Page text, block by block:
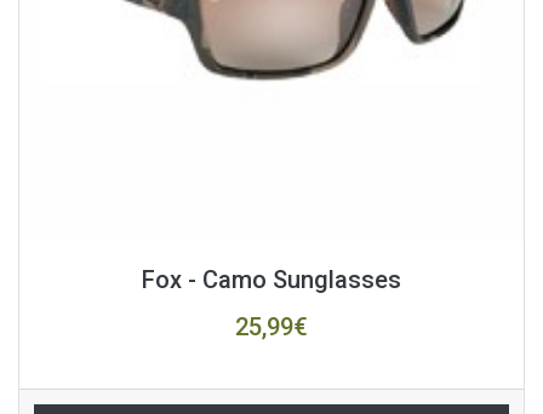
Fox - Camo Sunglasses
25,99€